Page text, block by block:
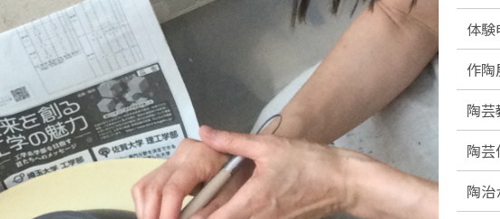
体験
作陶
陶
陶
陶